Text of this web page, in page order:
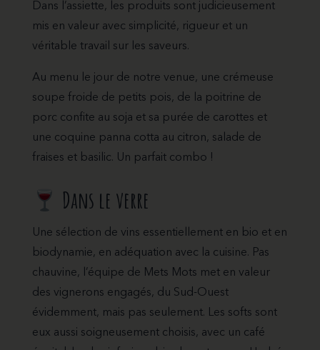
Dans l’assiette, les produits sont judicieusement
mis en valeur avec simplicité, rigueur et un
véritable travail sur les saveurs.
Au menu le jour de notre venue, une crémeuse
soupe froide de petits pois, de la poitrine de
porc confite au soja et sa purée de carottes et
une coquine panna cotta au citron, salade de
fraises et basilic. Un parfait combo !
Dans le verre
Une sélection de vins essentiellement en bio et en
biodynamie, en adéquation avec la cuisine. Pas
chauvine, l’équipe de Mets Mots met en valeur
des vignerons engagés, du Sud-Ouest
évidemment, mais pas seulement. Les softs sont
eux aussi soigneusement choisis, avec un café